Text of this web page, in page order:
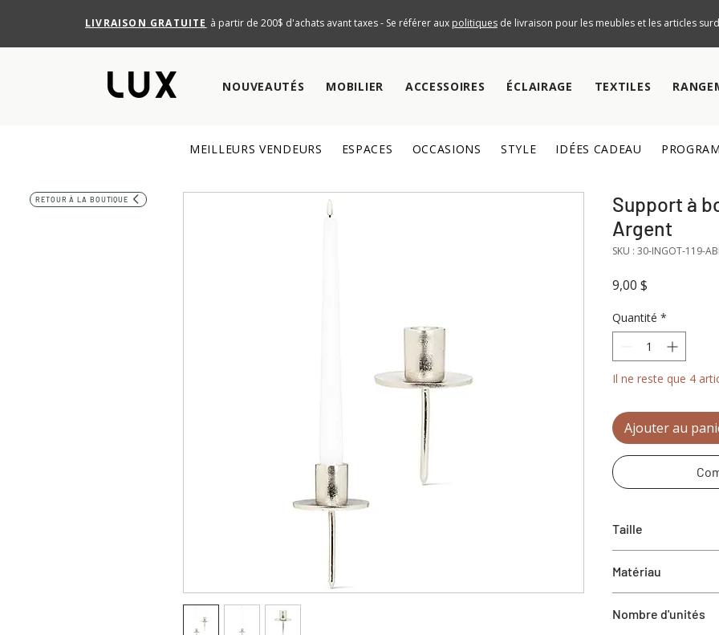
LIVRAISON GRATUITE à partir de 200$ d'achats avant taxes - Se référer aux politiquesde livraison pour les meubles et les articles
NOUVEAUTÉS MOBILIER ACCESSOIRES ÉCLAIRAGE TEXTILES
MEILLEURS VENDEURS ESPACES OCCASIONS STYLE IDÉES CADEAU
RETOUR À LA BOUTIQUE
Support à
Argent
SKU : 30-INGOT-119-
9,00 $
Quantité *
Il ne reste que 4
Ajouter au
Taille
Matériau
Nombre d'unités